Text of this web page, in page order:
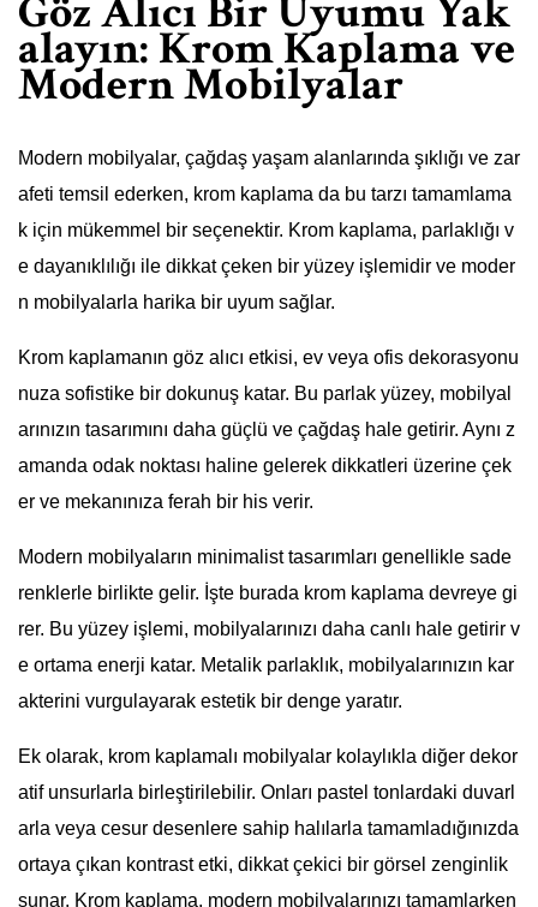
Göz Alıcı Bir Uyumu Yak
alayın: Krom Kaplama ve
Modern Mobilyalar
Modern mobilyalar, çağdaş yaşam alanlarında şıklığı ve zar
afeti temsil ederken, krom kaplama da bu tarzı tamamlama
k için mükemmel bir seçenektir. Krom kaplama, parlaklığı v
e dayanıklılığı ile dikkat çeken bir yüzey işlemidir ve moder
n mobilyalarla harika bir uyum sağlar.
Krom kaplamanın göz alıcı etkisi, ev veya ofis dekorasyonu
nuza sofistike bir dokunuş katar. Bu parlak yüzey, mobilyal
arınızın tasarımını daha güçlü ve çağdaş hale getirir. Aynı z
amanda odak noktası haline gelerek dikkatleri üzerine çek
er ve mekanınıza ferah bir his verir.
Modern mobilyaların minimalist tasarımları genellikle sade
renklerle birlikte gelir. İşte burada krom kaplama devreye gi
rer. Bu yüzey işlemi, mobilyalarınızı daha canlı hale getirir v
e ortama enerji katar. Metalik parlaklık, mobilyalarınızın kar
akterini vurgulayarak estetik bir denge yaratır.
Ek olarak, krom kaplamalı mobilyalar kolaylıkla diğer dekor
atif unsurlarla birleştirilebilir. Onları pastel tonlardaki duvarl
arla veya cesur desenlere sahip halılarla tamamladığınızda
ortaya çıkan kontrast etki, dikkat çekici bir görsel zenginlik
sunar. Krom kaplama, modern mobilyalarınızı tamamlarken